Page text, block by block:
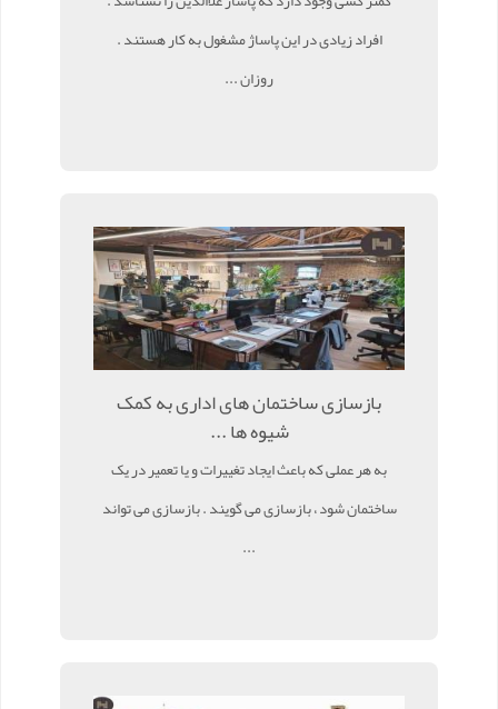
افراد زیادی در این پاساژ مشغول به کار هستند .
روزان ...
بازسازی ساختمان های اداری به کمک
شیوه ها ...
به هر عملی که باعث ایجاد تغییرات و یا تعمیر در یک
ساختمان شود ، بازسازی می گویند . بازسازی می تواند
...